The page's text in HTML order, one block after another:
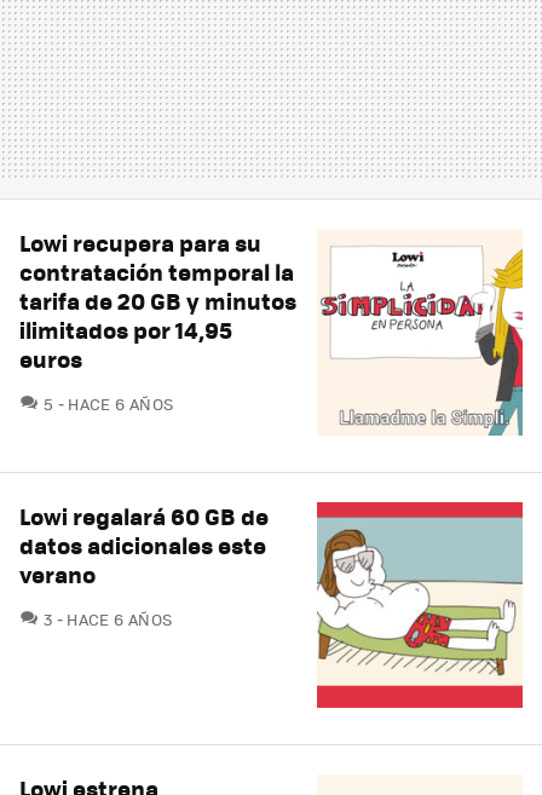
Lowi recupera para su
contratación temporal la
tarifa de 20 GB y minutos
ilimitados por 14,95
euros
5 COMENTARIOS
HACE 6 AÑOS
Lowi regalará 60 GB de
datos adicionales este
verano
3 COMENTARIOS
HACE 6 AÑOS
Lowi estrena